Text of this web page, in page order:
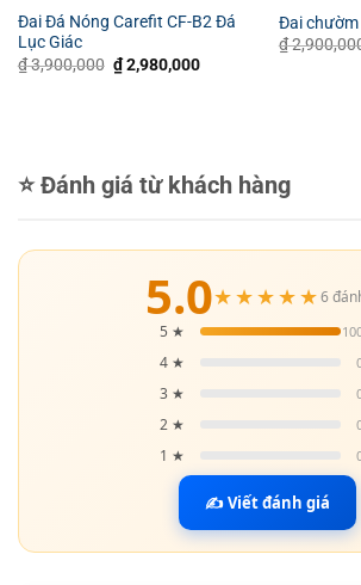
Đai Đá Nóng Carefit CF-B2 Đá
Lục Giác
₫3,900,000 Giá
gốc
₫2,980,000Giá
Đai chườm
₫
⭐ Đánh giá từ khách hàng
5.0★★★★★6
5 ★
4 ★
3 ★
2 ★
1 ★
✍ Viết đánh giá